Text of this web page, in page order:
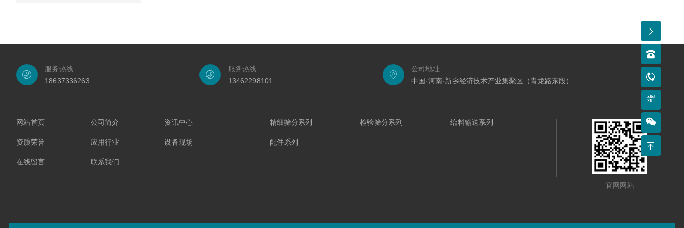
服务热线
18637336263
服务热线
13462298101
公司地址
中国·河南·新乡经济技术产业集聚区（青龙路东段）
网站首页 公司简介 资讯中心
资质荣誉 应用行业 设备现场
在线留言 联系我们
精细筛分系列 检验筛分系列 给料输送系列
配件系列
官网网站